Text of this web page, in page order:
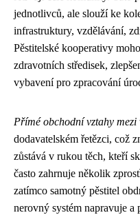
jednotlivců, ale slouží ke
infrastruktury, vzdělávání,
Pěstitelské kooperativy
zdravotních středisek,
vybavení pro zpracování
Přímé obchodní vztahy
dodavatelském řetězci, což
zůstává v rukou těch, kteří
často zahrnuje několik
zatímco samotný pěstitel
nerovný systém napravuje